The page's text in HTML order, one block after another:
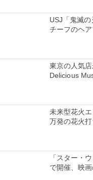
USJ「鬼滅
チーフのヘ
東京の人気
Delicious
未来型花火
万発の花火
「スター・
で開催、映